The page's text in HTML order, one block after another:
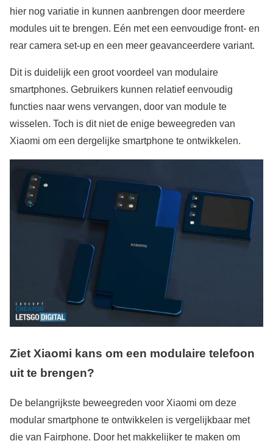
hier nog variatie in kunnen aanbrengen door meerdere
modules uit te brengen. Eén met een eenvoudige front- en
rear camera set-up en een meer geavanceerdere variant.
Dit is duidelijk een groot voordeel van modulaire
smartphones. Gebruikers kunnen relatief eenvoudig
functies naar wens vervangen, door van module te
wisselen. Toch is dit niet de enige beweegreden van
Xiaomi om een dergelijke smartphone te ontwikkelen.
Ziet Xiaomi kans om een modulaire telefoon
uit te brengen?
De belangrijkste beweegreden voor Xiaomi om deze
modular smartphone te ontwikkelen is vergelijkbaar met
die van Fairphone. Door het makkelijker te maken om